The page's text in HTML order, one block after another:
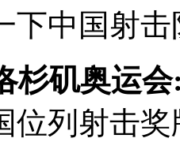
下中国射
杉矶奥运
位列射击